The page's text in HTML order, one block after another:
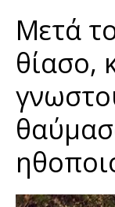
Μετά
θίασο,